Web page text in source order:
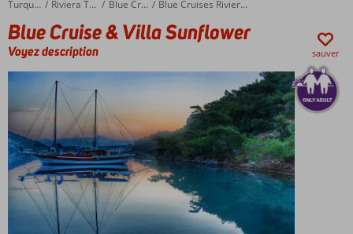
sable
Piscine et
rivière
artificielle
centre
de
spa
Accueil Turquie Riviera Turque Blue Cruises Blue Cruises Riviera Turque
Blue Cruise & Villa Sunflower
Blue Cruise & Villa Sunflower
Voyez description sauver